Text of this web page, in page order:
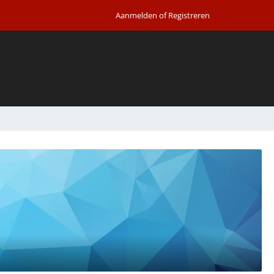
Aanmelden of Registreren